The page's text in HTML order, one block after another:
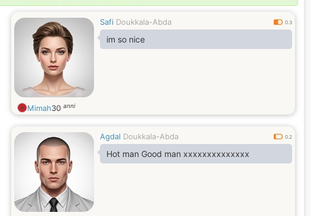
Safi Doukkala-Abda 0.3
im so nice
Mimah30 anni
Agdal Doukkala-Abda 0.2
Hot man Good man xxxxxxxxxxxxxx